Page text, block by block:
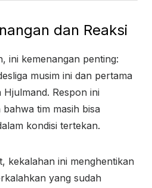
dan Reaksi
ini kemenangan penting:
musim ini dan pertama
Respon ini
tim masih bisa
kondisi tertekan.
kekalahan ini menghentikan
yang sudah